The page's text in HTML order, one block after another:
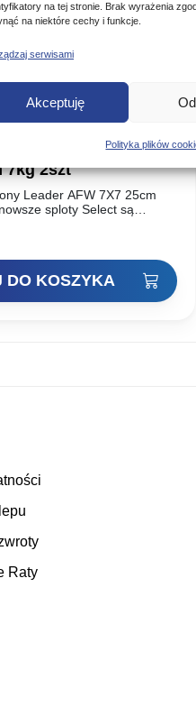
na tej stronie. Brak wyrażenia
na niektóre cechy i funkcje.
serwisami
Akceptuję
Polityka plików
Leader AFW
7kg 2szt
Leader AFW 7X7 25cm
sploty Select są
modelu) drutu
DO KOSZYKA
Raty